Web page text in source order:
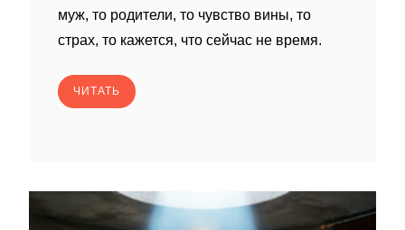
муж, то родители, то чувство вины, то
страх, то кажется, что сейчас не время.
ЧИТАТЬ